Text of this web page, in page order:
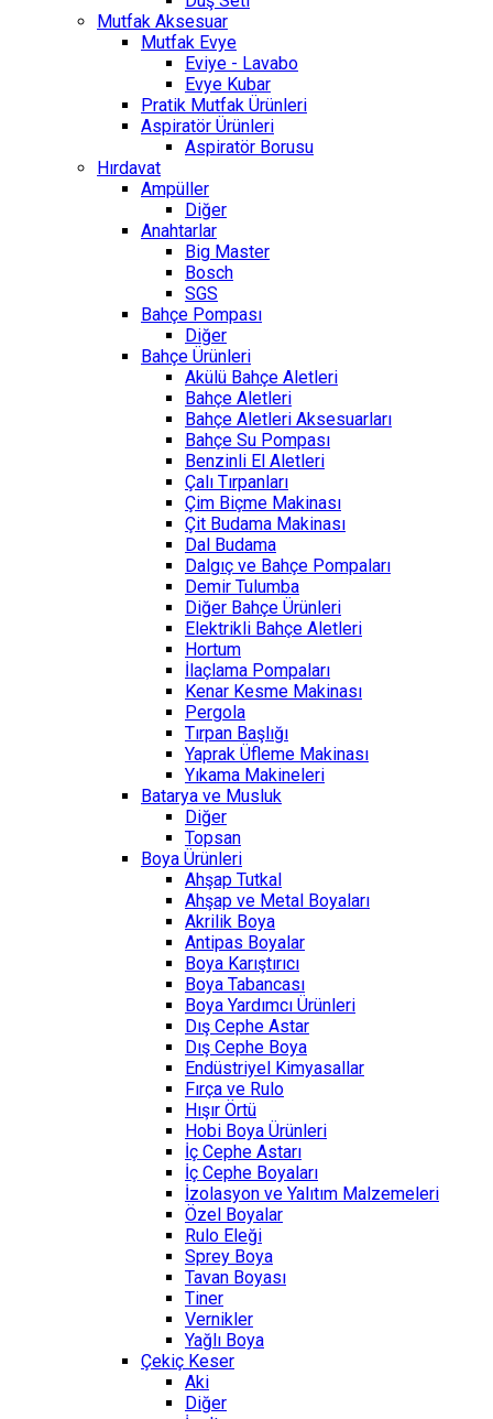
Mutfak Aksesuar
Mutfak Evye
Eviye - Lavabo
Evye Kubar
Pratik Mutfak Ürünleri
Aspiratör Ürünleri
Aspiratör Borusu
Hırdavat
Ampüller
Diğer
Anahtarlar
Big Master
Bosch
SGS
Bahçe Pompası
Diğer
Bahçe Ürünleri
Akülü Bahçe Aletleri
Bahçe Aletleri
Bahçe Aletleri Aksesuarları
Bahçe Su Pompası
Benzinli El Aletleri
Çalı Tırpanları
Çim Biçme Makinası
Çit Budama Makinası
Dal Budama
Dalgıç ve Bahçe Pompaları
Demir Tulumba
Diğer Bahçe Ürünleri
Elektrikli Bahçe Aletleri
Hortum
İlaçlama Pompaları
Kenar Kesme Makinası
Pergola
Tırpan Başlığı
Yaprak Üfleme Makinası
Yıkama Makineleri
Batarya ve Musluk
Diğer
Topsan
Boya Ürünleri
Ahşap Tutkal
Ahşap ve Metal Boyaları
Akrilik Boya
Antipas Boyalar
Boya Karıştırıcı
Boya Tabancası
Boya Yardımcı Ürünleri
Dış Cephe Astar
Dış Cephe Boya
Endüstriyel Kimyasallar
Fırça ve Rulo
Hışır Örtü
Hobi Boya Ürünleri
İç Cephe Astarı
İç Cephe Boyaları
İzolasyon ve Yalıtım Malzemeleri
Özel Boyalar
Rulo Eleği
Sprey Boya
Tavan Boyası
Tiner
Vernikler
Yağlı Boya
Çekiç Keser
Aki
Diğer